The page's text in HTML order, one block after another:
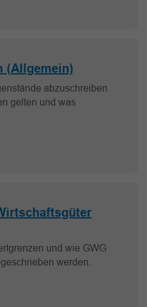
(Allgemein)
abzuschreiben
gelten und was
und wie GWG
werden.